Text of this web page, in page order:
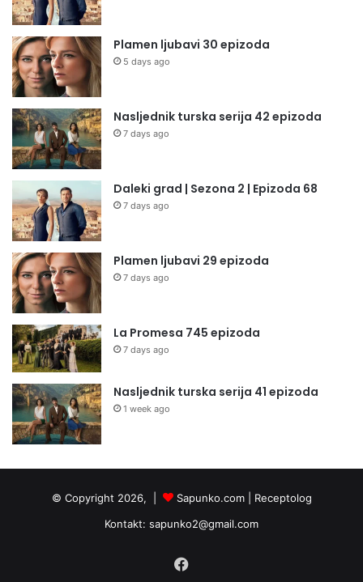
Plamen ljubavi 30 epizoda
5 days ago
Nasljednik turska serija 42 epizoda
7 days ago
Daleki grad | Sezona 2 | Epizoda 68
7 days ago
Plamen ljubavi 29 epizoda
7 days ago
La Promesa 745 epizoda
7 days ago
Nasljednik turska serija 41 epizoda
1 week ago
© Copyright 2026, | Sapunko.com| Receptolog
Kontakt: sapunko2@gmail.com
Facebook